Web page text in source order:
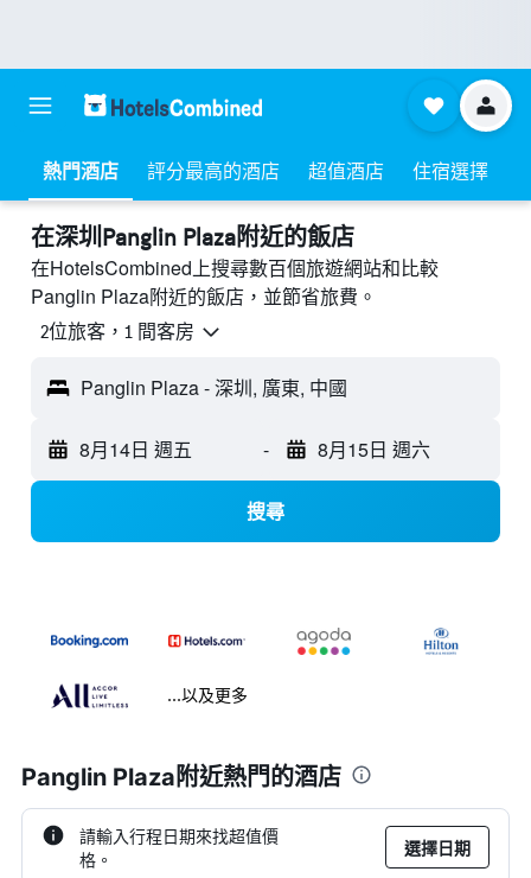
熱門酒店 評分最高的酒店 超值酒店 住宿選擇
​在深圳Panglin Plaza附近​的飯店
在HotelsCombined上搜尋數百個旅遊網站和比較
Panglin Plaza附近的飯店，並節省旅費。
2位旅客，1 間客房
Panglin Plaza - 深圳, 廣東, 中國
8月14日 週五 - 8月15日 週六
搜尋
...以及更多
Panglin Plaza附近熱門的酒店
請輸入行程日期來找超值價
格。
選擇日期